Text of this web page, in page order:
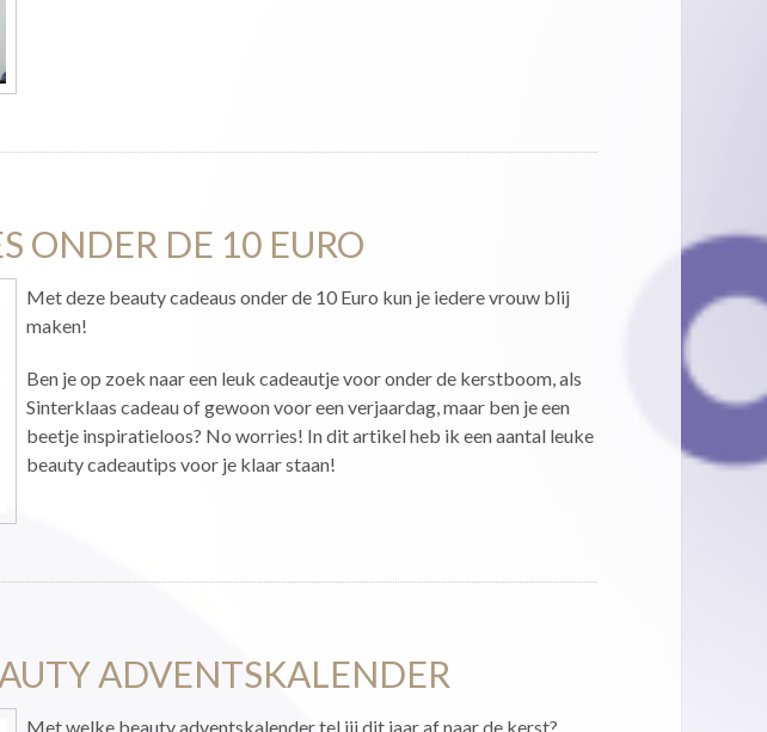
ONDER DE 10 EURO
Met deze beauty cadeaus onder de 10 Euro kun je iedere vrouw blij
maken!
Ben je op zoek naar een leuk cadeautje voor onder de kerstboom, als
Sinterklaas cadeau of gewoon voor een verjaardag, maar ben je een
beetje inspiratieloos? No worries! In dit artikel heb ik een aantal leuke
beauty cadeautips voor je klaar staan!
ADVENTSKALENDER
Met welke beauty adventskalender tel jij dit jaar af naar de kerst?